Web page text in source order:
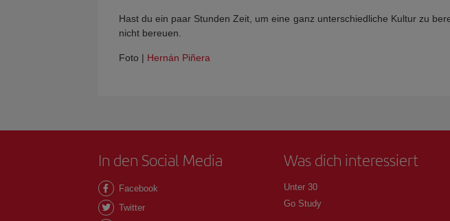
Hast du ein paar Stunden Zeit, um eine ganz unterschiedliche Kultur zu
nicht bereuen.
Foto | Hernán Piñera
In den Social Media
Facebook
Twitter
Was dich interessiert
Unter 30
Go Study